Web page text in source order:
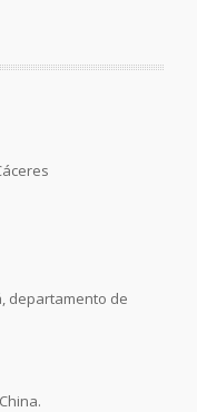
departamento de